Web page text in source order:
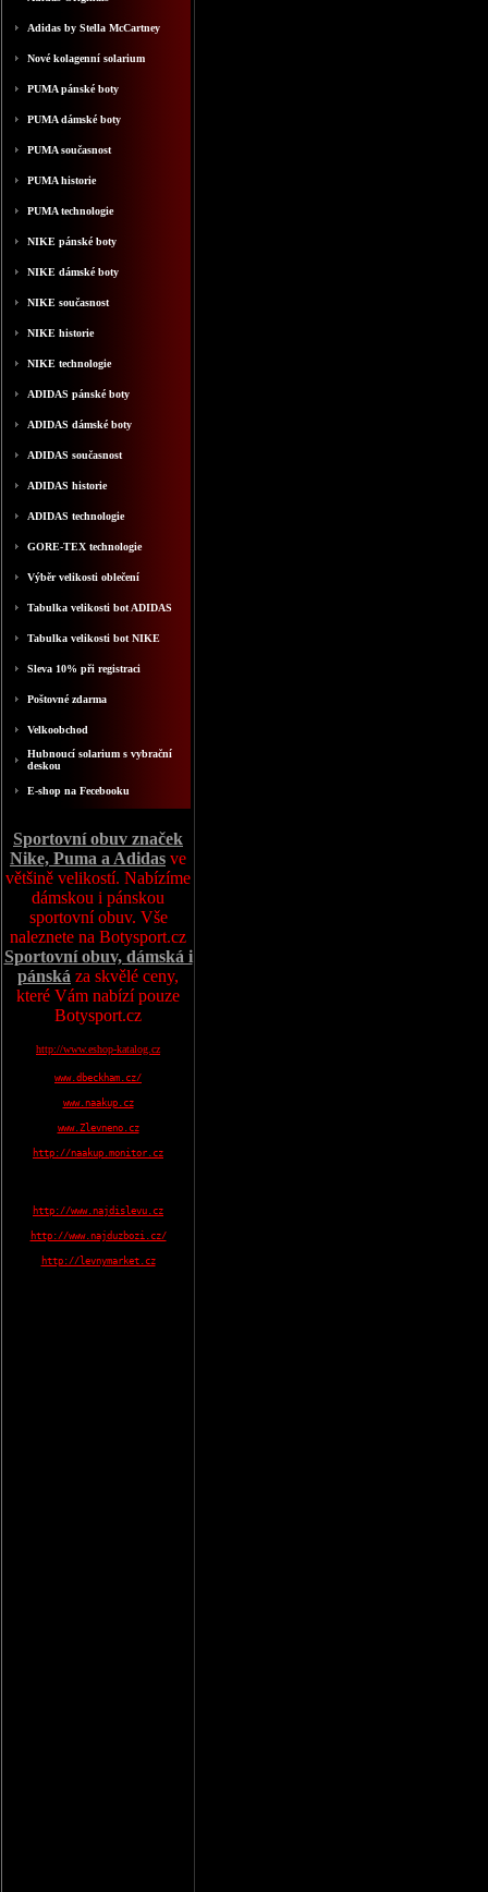
Adidas by Stella McCartney
Nové kolagenní solarium
PUMA pánské boty
PUMA dámské boty
PUMA současnost
PUMA historie
PUMA technologie
NIKE pánské boty
NIKE dámské boty
NIKE současnost
NIKE historie
NIKE technologie
ADIDAS pánské boty
ADIDAS dámské boty
ADIDAS současnost
ADIDAS historie
ADIDAS technologie
GORE-TEX technologie
Výběr velikosti oblečení
Tabulka velikosti bot ADIDAS
Tabulka velikosti bot NIKE
Sleva 10% při registraci
Poštovné zdarma
Velkoobchod
Hubnoucí solarium s vybrační
deskou
E-shop na Fecebooku
Sportovní obuv značek
Nike, Puma a Adidas ve
většině velikostí. Nabízíme
dámskou i pánskou
sportovní obuv. Vše
naleznete na Botysport.cz
Sportovní obuv, dámská i
pánská za skvělé ceny,
které Vám nabízí pouze
Botysport.cz
http://www.eshop-katalog.cz
www.dbeckham.cz/
www.naakup.cz
www.Zlevneno.cz
http://naakup.monitor.cz
http://www.najdislevu.cz
http://www.najduzbozi.cz/
http://levnymarket.cz